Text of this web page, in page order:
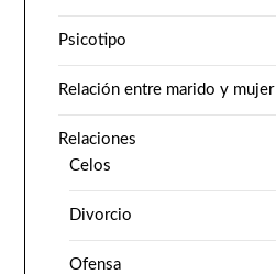
Psicotipo
Relación entre marido y mujer
Relaciones
Celos
Divorcio
Ofensa